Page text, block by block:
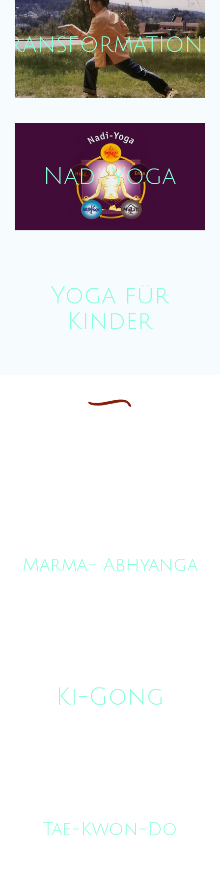
Nadi Yoga
Nadi Yoga
Weiter
Yoga für
Kinder
und
Jugendliche
Weiter
Marma- Abhyanga
Moxa &
Ki-Gong
Ki-Gong
Tae-Kwon-Do
Tae-Kwon-Do